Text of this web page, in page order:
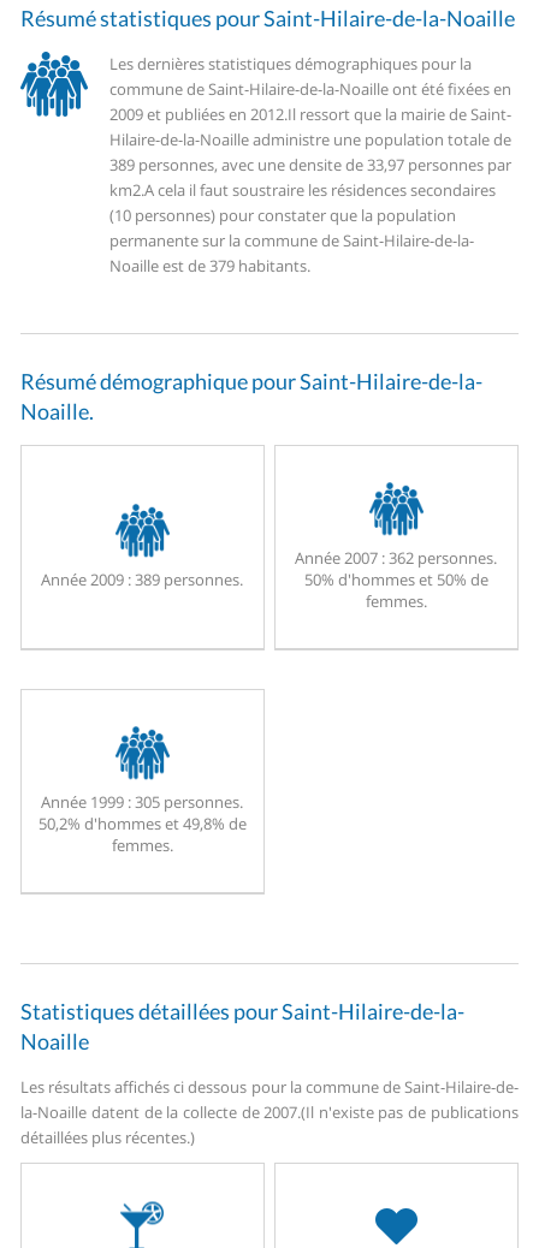
Résumé statistiques pour Saint-Hilaire-de-la-Noaille
Les dernières statistiques démographiques pour la
commune de Saint-Hilaire-de-la-Noaille ont été fixées en
2009 et publiées en 2012.Il ressort que la mairie de Saint-
Hilaire-de-la-Noaille administre une population totale de
389 personnes, avec une densite de 33,97 personnes par
km2.A cela il faut soustraire les résidences secondaires
(10 personnes) pour constater que la population
permanente sur la commune de Saint-Hilaire-de-la-
Noaille est de 379 habitants.
Résumé démographique pour Saint-Hilaire-de-la-
Noaille.
Année 2009 :389 personnes.
Année 2007 :362 personnes.
50% d'hommes et 50% de
femmes.
Année 1999 :305 personnes.
50,2% d'hommes et 49,8% de
femmes.
Statistiques détaillées pour Saint-Hilaire-de-la-
Noaille
Les résultats affichés ci dessous pour la commune de Saint-Hilaire-de-
la-Noaille datent de la collecte de 2007.(Il n'existe pas de publications
détaillées plus récentes.)